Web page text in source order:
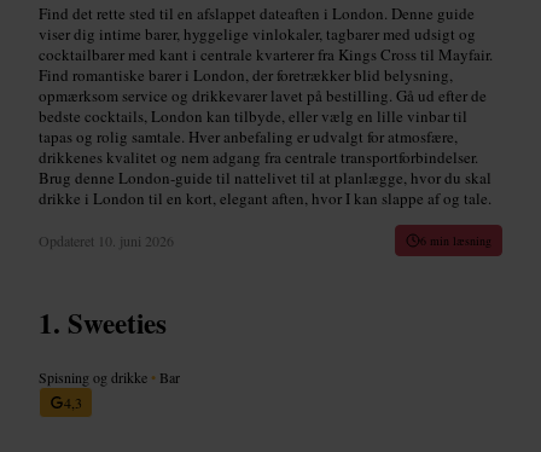
Find det rette sted til en afslappet dateaften i London. Denne guide
viser dig intime barer, hyggelige vinlokaler, tagbarer med udsigt og
cocktailbarer med kant i centrale kvarterer fra Kings Cross til Mayfair.
Find romantiske barer i London, der foretrækker blid belysning,
opmærksom service og drikkevarer lavet på bestilling. Gå ud efter de
bedste cocktails, London kan tilbyde, eller vælg en lille vinbar til
tapas og rolig samtale. Hver anbefaling er udvalgt for atmosfære,
drikkenes kvalitet og nem adgang fra centrale transportforbindelser.
Brug denne London-guide til nattelivet til at planlægge, hvor du skal
drikke i London til en kort, elegant aften, hvor I kan slappe af og tale.
Opdateret 10. juni 2026 6 min læsning
Sweeties
Spisning og drikke • Bar
4,3